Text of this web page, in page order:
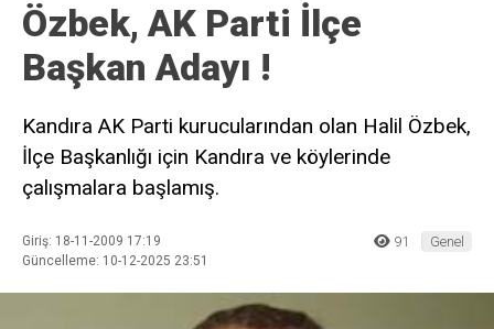
Özbek, AK Parti İlçe
Başkan Adayı !
Kandıra AK Parti kurucularından olan Halil Özbek,
İlçe Başkanlığı için Kandıra ve köylerinde
çalışmalara başlamış.
Giriş: 18-11-2009 17:19
Güncelleme: 10-12-2025 23:51
91 Genel